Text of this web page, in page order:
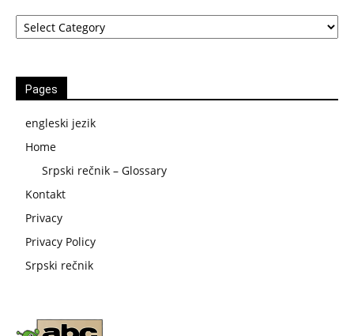
Kategorije
Pages
engleski jezik
Home
Srpski rečnik – Glossary
Kontakt
Privacy
Privacy Policy
Srpski rečnik